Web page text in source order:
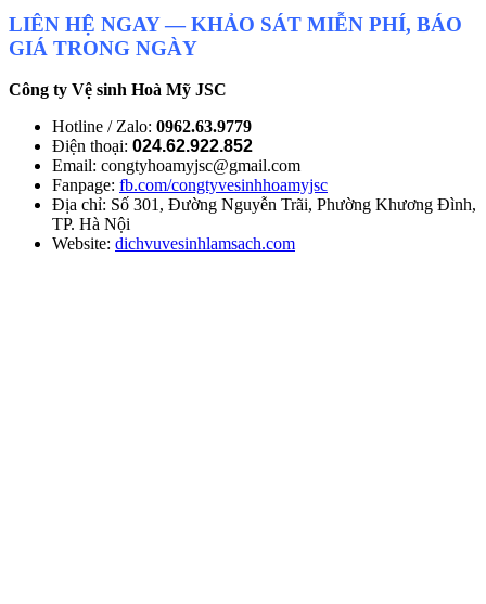
LIÊN HỆ NGAY — KHẢO SÁT MIỄN PHÍ, BÁO
GIÁ TRONG NGÀY
Công ty Vệ sinh Hoà Mỹ JSC
Hotline / Zalo: 0962.63.9779
Điện thoại: 024.62.922.852
Email: congtyhoamyjsc@gmail.com
Fanpage: fb.com/congtyvesinhhoamyjsc
Địa chỉ: Số 301, Đường Nguyễn Trãi, Phường Khương Đình,
TP. Hà Nội
Website: dichvuvesinhlamsach.com